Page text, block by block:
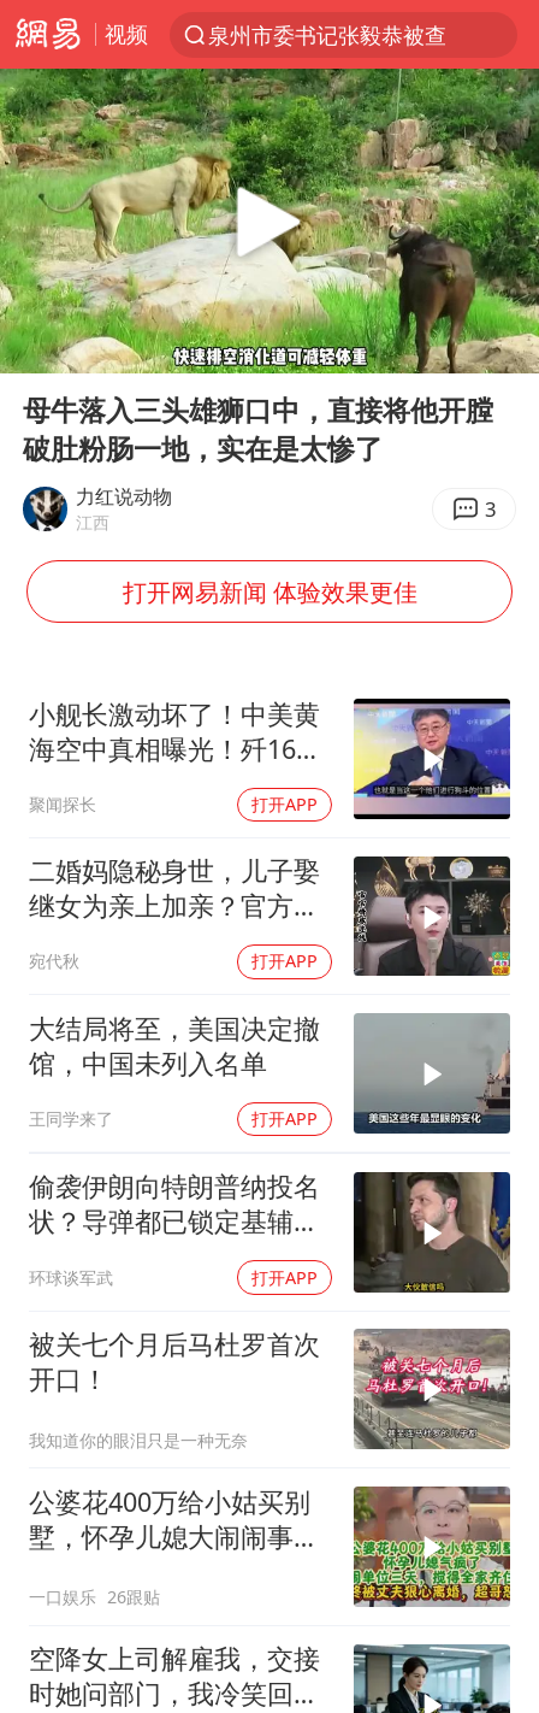
视频
泉州市委书记张毅恭被查
“电影+”如何激发千亿级消费新活力？
全球首个长时储能一体化产业园量产
台风白海豚已进入24小时警戒线
中国女篮70-67险胜尼日利亚女篮
上海：台风白海豚或将带来龙卷风
四川宜宾市高县4.9级地震致1人死亡
名创优品回应女子吐槽内裤质量差
出口禁令驱动有色板块大涨
秋天的第一杯奶茶到底有多火
国乒男单横滨冠军赛全军覆没
U17国足三连胜晋级明日之星半决赛
胡彦斌获《歌手2026》歌王
东航：国内客票提前14天免费退改
胜宏科技：股票交易异常波动
夯实基础开新局
Play
00:00 03:01
母牛落入三头雄狮口中，直接将他开膛
破肚粉肠一地，实在是太惨了
力红说动物
江西 3
打开网易新闻 体验效果更佳
小舰长激动坏了！中美黄
海空中真相曝光！歼16狗
美军F16！解放军南海绝
对武力！
聚闻探长 打开APP
二婚妈隐秘身世，儿子娶
继女为亲上加亲？官方怒
宛代秋 打开APP
大结局将至，美国决定撤
馆，中国未列入名单
王同学来了 打开APP
偷袭伊朗向特朗普纳投名
状？导弹都已锁定基辅才
火速道歉，泽连斯基这场
豪赌到底有多疯？
环球谈军武 打开APP
被关七个月后马杜罗首次
开口！
我知道你的眼泪只是一种无奈
公婆花400万给小姑买别
墅，怀孕儿媳大闹闹事，
一口娱乐 26跟贴
空降女上司解雇我，交接
时她问部门，我冷笑回